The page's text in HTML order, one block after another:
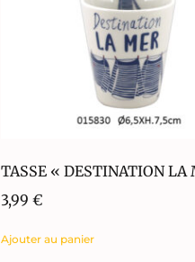
TASSE « DESTINATION LA
3,99 €
Ajouter au panier